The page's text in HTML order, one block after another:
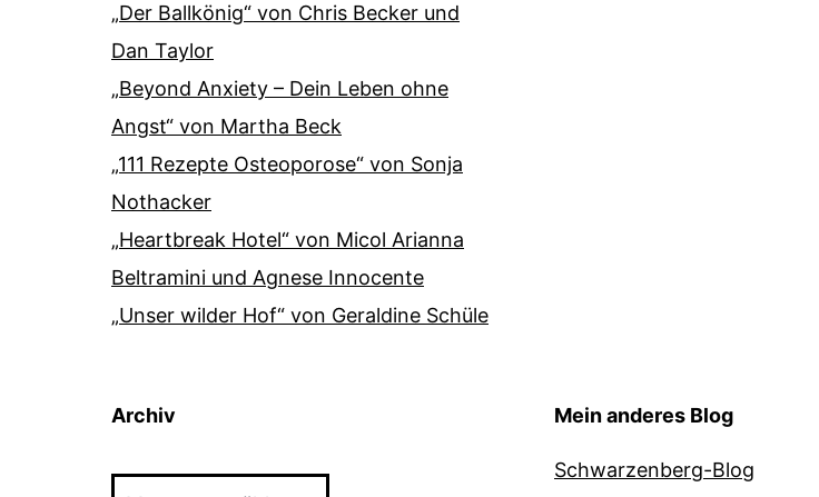
„Der Ballkönig“ von Chris Becker und
Dan Taylor
„Beyond Anxiety – Dein Leben ohne
Angst“ von Martha Beck
„111 Rezepte Osteoporose“ von Sonja
Nothacker
„Heartbreak Hotel“ von Micol Arianna
Beltramini und Agnese Innocente
„Unser wilder Hof“ von Geraldine Schüle
Archiv Mein anderes Blog
Schwarzenberg-Blog